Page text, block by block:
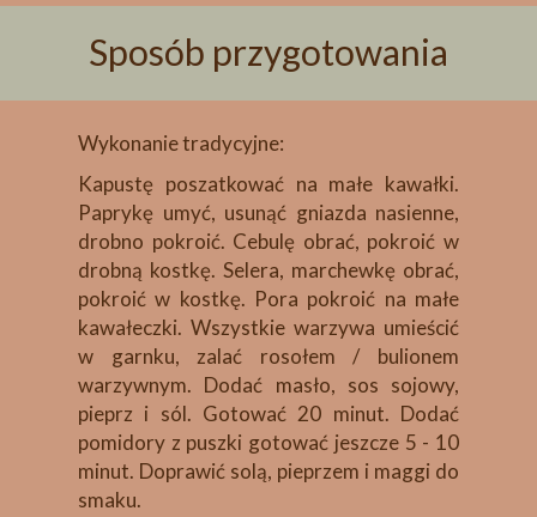
Sposób przygotowania
Wykonanie tradycyjne:
Kapustę poszatkować na małe kawałki.
Paprykę umyć, usunąć gniazda nasienne,
drobno pokroić. Cebulę obrać, pokroić w
drobną kostkę. Selera, marchewkę obrać,
pokroić w kostkę. Pora pokroić na małe
kawałeczki. Wszystkie warzywa umieścić
w garnku, zalać rosołem / bulionem
warzywnym. Dodać masło, sos sojowy,
pieprz i sól. Gotować 20 minut. Dodać
pomidory z puszki gotować jeszcze 5 - 10
minut. Doprawić solą, pieprzem i maggi do
smaku.